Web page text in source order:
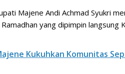
Majene Andi Achmad Syukri
yang dipimpin langsung
Kukuhkan Komunitas